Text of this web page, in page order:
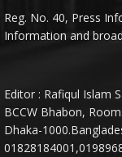
Reg. No. 40, Press
Information and
Editor : Rafiqul Islam
BCCW Bhabon,
Dhaka-